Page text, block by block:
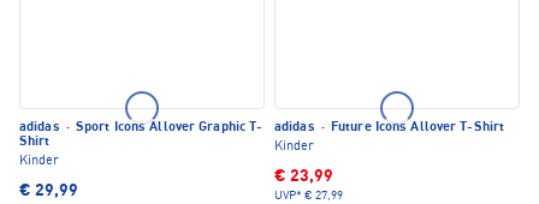
adidas · Sport Icons Allover Graphic T-
Shirt
Kinder
€ 29,99
adidas · Future Icons Allover T-Shirt
Kinder
€ 23,99
UVP* € 27,99